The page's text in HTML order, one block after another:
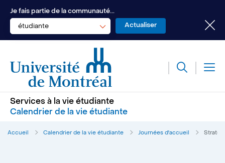
Je fais partie de la communauté...
étudiante
Services à la vie étudiante
Calendrier de la vie étudiante
Accueil Calendrier de la vie étudiante Journées d'accueil